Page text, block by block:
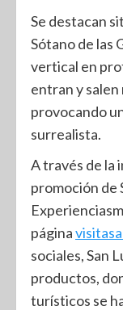
Se destacan
Sótano de las
vertical en
entran y salen
provocando
surrealista.
A través de la
promoción de
página
sociales, San
productos,
turísticos se